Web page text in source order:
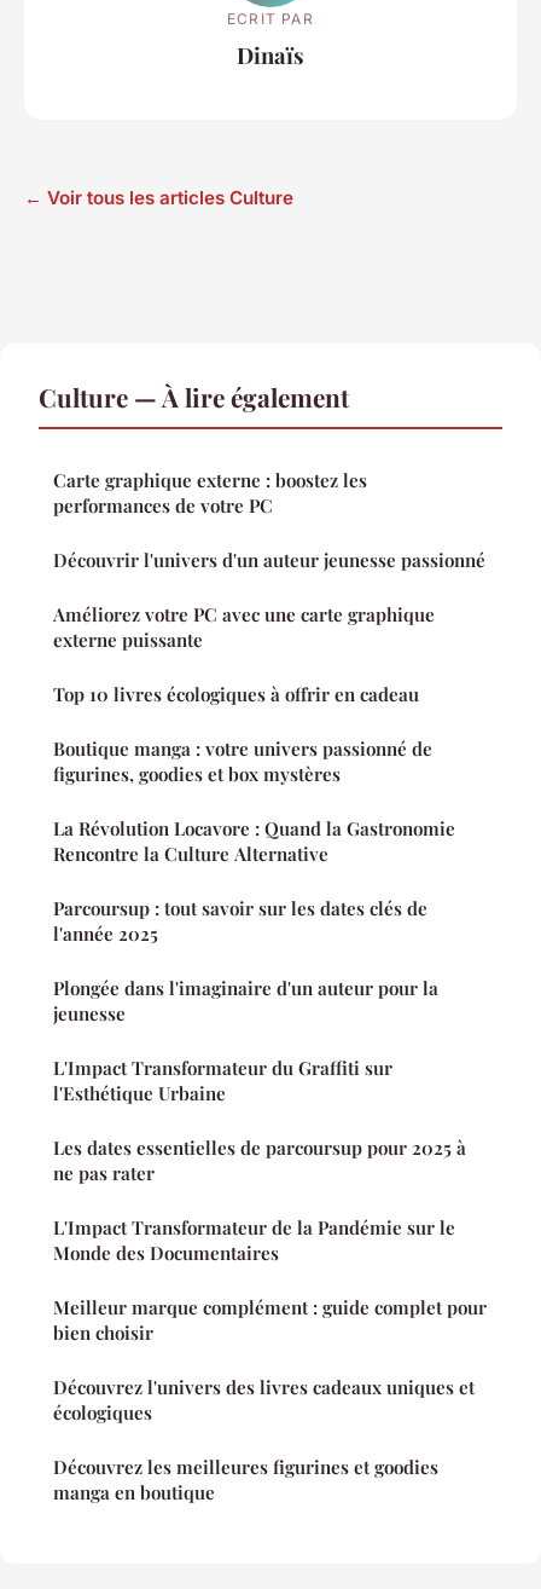
ECRIT PAR
Dinaïs
← Voir tous les articles Culture
Culture — À lire également
Carte graphique externe : boostez les
performances de votre PC
Découvrir l'univers d'un auteur jeunesse passionné
Améliorez votre PC avec une carte graphique
externe puissante
Top 10 livres écologiques à offrir en cadeau
Boutique manga : votre univers passionné de
figurines, goodies et box mystères
La Révolution Locavore : Quand la Gastronomie
Rencontre la Culture Alternative
Parcoursup : tout savoir sur les dates clés de
l'année 2025
Plongée dans l'imaginaire d'un auteur pour la
jeunesse
L'Impact Transformateur du Graffiti sur
l'Esthétique Urbaine
Les dates essentielles de parcoursup pour 2025 à
ne pas rater
L'Impact Transformateur de la Pandémie sur le
Monde des Documentaires
Meilleur marque complément : guide complet pour
bien choisir
Découvrez l'univers des livres cadeaux uniques et
écologiques
Découvrez les meilleures figurines et goodies
manga en boutique